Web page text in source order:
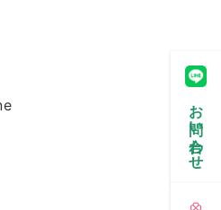
お問い合わせ